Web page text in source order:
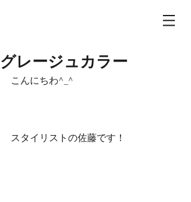
グレージュカラー
こんにちわ^_^
スタイリストの佐藤です！